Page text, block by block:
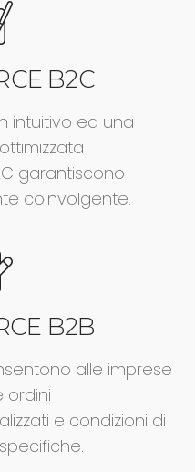
B2C
intuitivo ed una
garantiscono
coinvolgente.
B2B
alle imprese
ordini
e condizioni di